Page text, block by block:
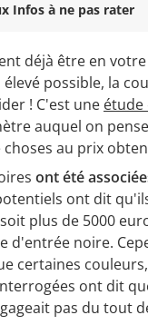
Infos à ne pas rater
déjà être en
possible, la
! C'est une étude
auquel on
au prix
ont été
ont dit
plus de 5000
d'entrée noire.
certaines
ont dit
pas du tout